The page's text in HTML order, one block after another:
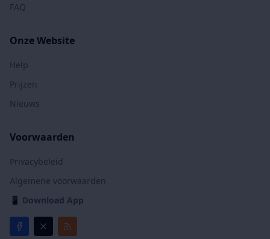
FAQ
Onze Website
Help
Prijzen
Nieuws
Voorwaarden
Privacybeleid
Algemene voorwaarden
📱 Download App